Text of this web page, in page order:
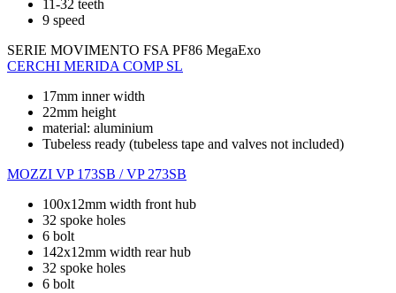
11-32 teeth
9 speed
SERIE MOVIMENTO FSA PF86 MegaExo
CERCHI MERIDA COMP SL
17mm inner width
22mm height
material: aluminium
Tubeless ready (tubeless tape and valves not included)
MOZZI VP 173SB / VP 273SB
100x12mm width front hub
32 spoke holes
6 bolt
142x12mm width rear hub
32 spoke holes
6 bolt